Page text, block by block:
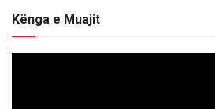
Kënga e Muajit